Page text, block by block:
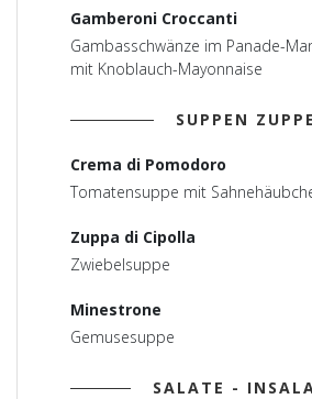
Gamberoni Croccanti
Gambasschwänze im Panade-
mit Knoblauch-Mayonnaise
SUPPEN ZUPPE
Crema di Pomodoro
Tomatensuppe mit
Zuppa di Cipolla
Zwiebelsuppe
Minestrone
Gemusesuppe
SALATE -